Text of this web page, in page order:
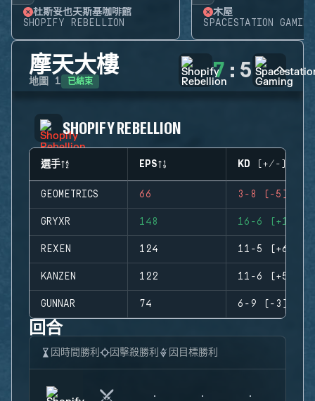
杜斯妥也夫斯基咖啡館
SHOPIFY REBELLION
木屋
SPACESTATION GAMING
摩天大樓
地圖 1 已結束 7 : 5
SHOPIFY REBELLION
選手 EPS KD (+/-)
GEOMETRICS 66 3-8 (-5)
GRYXR 148 16-6 (+10)
REXEN 124 11-5 (+6)
KANZEN 122 11-6 (+5)
GUNNAR 74 6-9 (-3)
回合
因時間勝利 因擊殺勝利 因目標勝利